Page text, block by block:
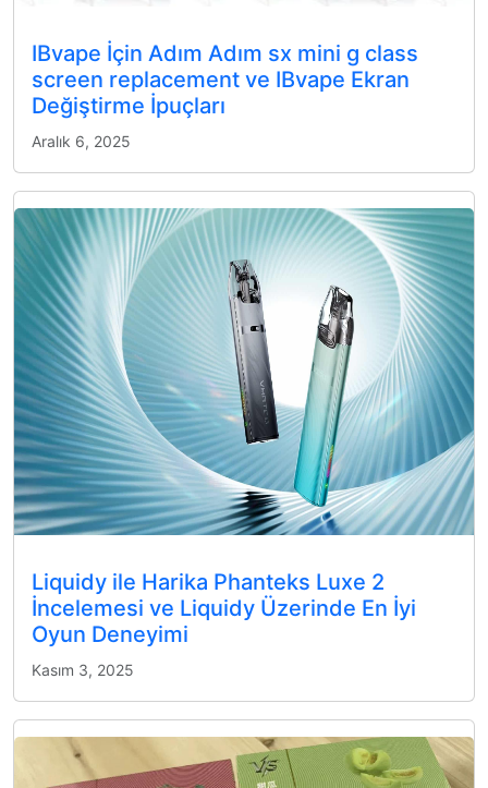
IBvape İçin Adım Adım sx mini g class
screen replacement ve IBvape Ekran
Değiştirme İpuçları
Aralık 6, 2025
Liquidy ile Harika Phanteks Luxe 2
İncelemesi ve Liquidy Üzerinde En İyi
Oyun Deneyimi
Kasım 3, 2025